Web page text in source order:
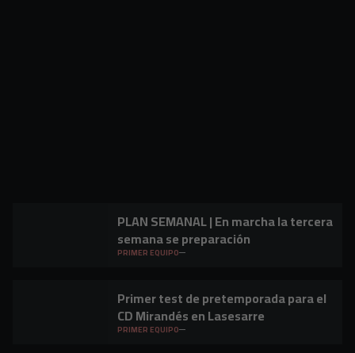
PLAN SEMANAL | En marcha la tercera
semana se preparación
PRIMER EQUIPO
Primer test de pretemporada para el
CD Mirandés en Lasesarre
PRIMER EQUIPO